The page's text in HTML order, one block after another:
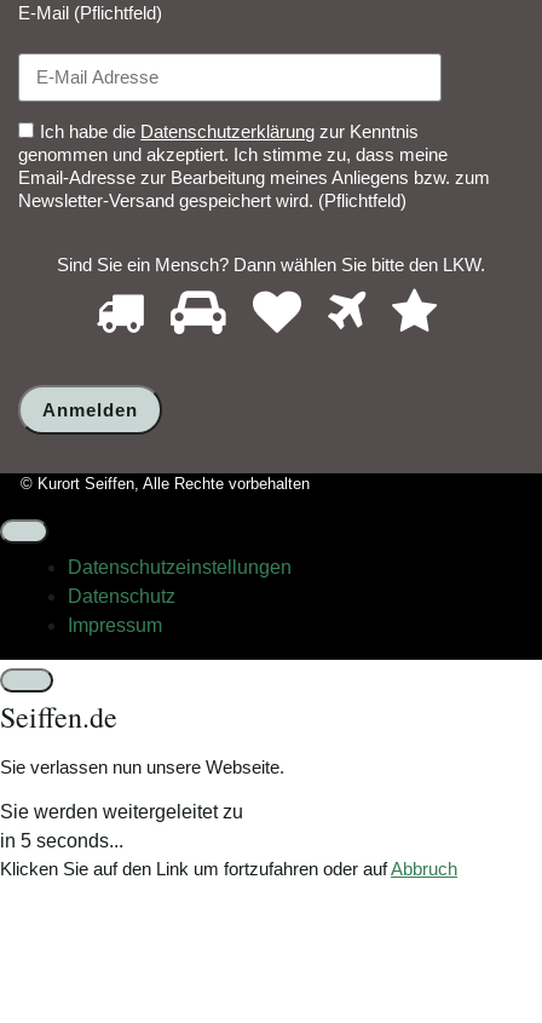
E-Mail (Pflichtfeld)
Ich habe die Datenschutzerklärung zur Kenntnis
genommen und akzeptiert. Ich stimme zu, dass meine
Email-Adresse zur Bearbeitung meines Anliegens bzw. zum
Newsletter-Versand gespeichert wird. (Pflichtfeld)
Sind Sie ein Mensch? Dann wählen Sie bitte den LKW.
Sie
ein
Dann
wählen
Sie
den
2 3 4
© Kurort Seiffen, Alle Rechte vorbehalten
Datenschutz­einstellungen
Datenschutz
Impressum
Schließen
Seiffen.de
Sie verlassen nun unsere Webseite.
Sie werden weitergeleitet zu
in 5 seconds...
Klicken Sie auf den Link um fortzufahren oder aufAbbruch